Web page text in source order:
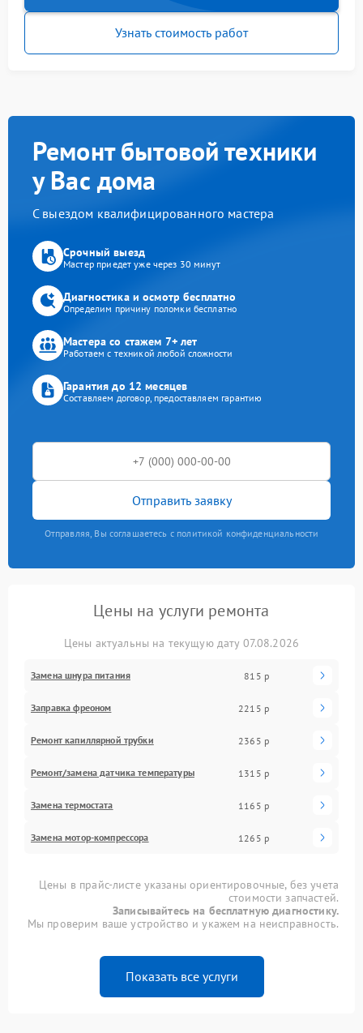
Узнать стоимость работ
Ремонт бытовой техники
у Вас дома
С выездом квалифицированного мастера
Срочный выезд
Мастер приедет уже через 30 минут
Диагностика и осмотр бесплатно
Определим причину поломки бесплатно
Мастера со стажем 7+ лет
Работаем с техникой любой сложности
Гарантия до 12 месяцев
Составляем договор, предоставляем гарантию
Отправить заявку
Отправляя, Вы соглашаетесь с политикой конфиденциальности
Цены на услуги ремонта
Цены актуальны на текущую дату 07.08.2026
Замена шнура питания 815 р
Заправка фреоном 2215 р
Ремонт капиллярной трубки 2365 р
Ремонт/замена датчика температуры 1315 р
Замена термостата 1165 р
Замена мотор-компрессора 1265 р
Цены в прайс-листе указаны ориентировочные, без учета
стоимости запчастей.
Записывайтесь на бесплатную диагностику.
Мы проверим ваше устройство и укажем на неисправность.
Показать все услуги